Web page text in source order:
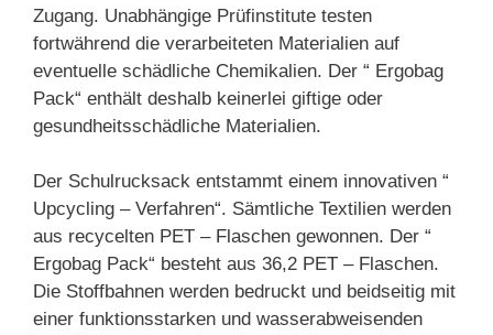
Zugang. Unabhängige Prüfinstitute testen
fortwährend die verarbeiteten Materialien auf
eventuelle schädliche Chemikalien. Der “ Ergobag
Pack“ enthält deshalb keinerlei giftige oder
gesundheitsschädliche Materialien.
Der Schulrucksack entstammt einem innovativen “
Upcycling – Verfahren“. Sämtliche Textilien werden
aus recycelten PET – Flaschen gewonnen. Der “
Ergobag Pack“ besteht aus 36,2 PET – Flaschen.
Die Stoffbahnen werden bedruckt und beidseitig mit
einer funktionsstarken und wasserabweisenden